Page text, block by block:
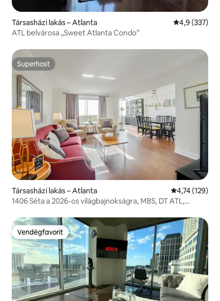
Társasházi lakás – Atlanta Átlagos
4,9 (337)
ATL belvárosa „Sweet Atlanta Condo”
Superhost
Superhost
Társasházi lakás – Atlanta Átlagos
4,74 (129)
1406 Séta a 2026-os világbajnokságra, MBS, DT ATL,
Vendégfavorit
Vendégfavorit